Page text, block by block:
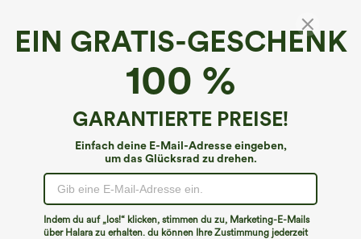
EIN GRATIS-GESCHENK
100 %
GARANTIERTE PREISE!
Einfach deine E-Mail-Adresse eingeben,
um das Glücksrad zu drehen.
Indem du auf „los!“ klicken, stimmen du zu, Marketing-E-Mails
über Halara zu erhalten. du können Ihre Zustimmung jederzeit
Hoppla!
Wir können die von Ihnen gesuchte Seite nicht
finden.